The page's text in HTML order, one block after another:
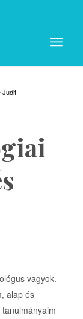
Judit
vagyok.
alap és